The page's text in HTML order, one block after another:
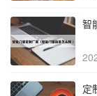
智
定